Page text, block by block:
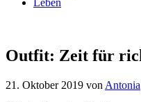
Leben
Outfit: Zeit für
21. Oktober 2019 von Antonia